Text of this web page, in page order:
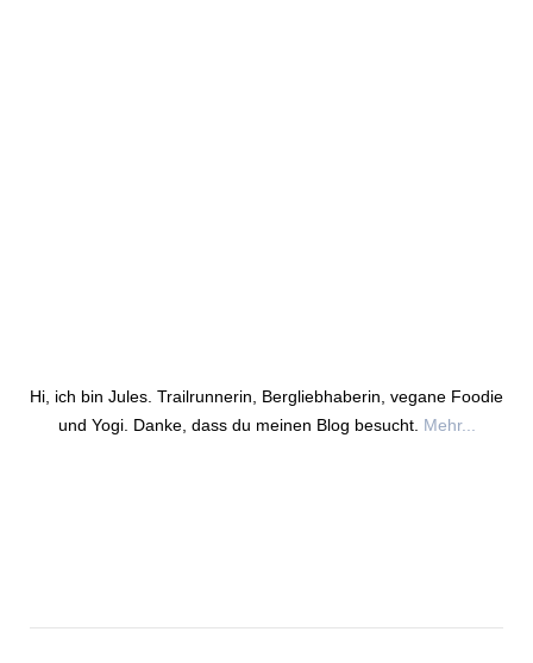
Hi, ich bin Jules. Trailrunnerin, Bergliebhaberin, vegane Foodie
und Yogi. Danke, dass du meinen Blog besucht. Mehr...